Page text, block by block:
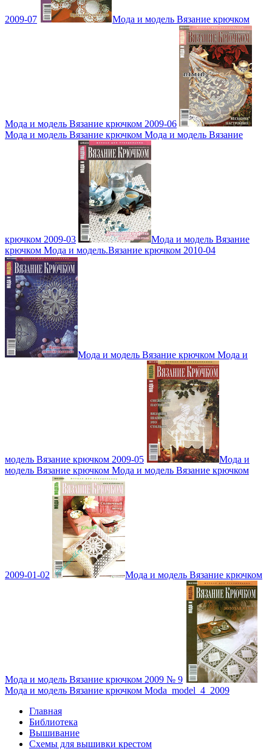
2009-07 Мода и модель Вязание крючком
Мода и модель Вязание крючком 2009-06
Мода и модель Вязание крючком Мода и модель Вязание
крючком 2009-03
Мода и модель Вязание
крючком Мода и модель.Вязание крючком 2010-04
Мода и модель Вязание крючком Мода и
модель Вязание крючком 2009-05
Мода и
модель Вязание крючком Мода и модель Вязание крючком
2009-01-02 Мода и модель Вязание крючком
Мода и модель Вязание крючком 2009 № 9
Мода и модель Вязание крючком Moda_model_4_2009
Главная
Библиотека
Вышивание
Схемы для вышивки крестом